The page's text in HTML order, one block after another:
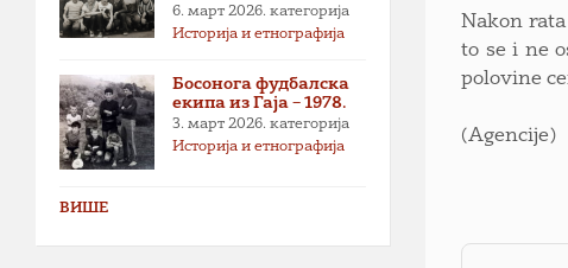
Nakon
to se i ne
polovine
(Agencije)
6. март 2026. категорија
Историја и етнографија
Босонога фудбалска
екипа из Гаја – 1978.
3. март 2026. категорија
Историја и етнографија
ВИШЕ